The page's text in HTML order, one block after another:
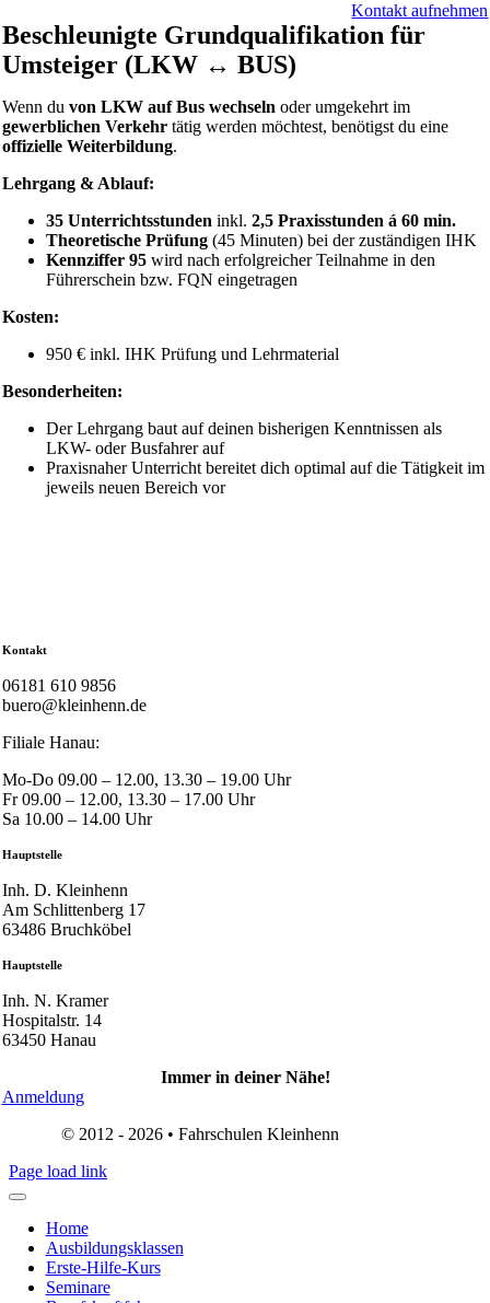
Kontakt aufnehmen
Beschleunigte Grundqualifikation für
Umsteiger (LKW ↔ BUS)
Wenn du von LKW auf Bus wechseln oder umgekehrt im
gewerblichen Verkehrtätig werden möchtest, benötigst du eine
offizielle Weiterbildung.
Lehrgang & Ablauf:
35 Unterrichtsstunden inkl. 2,5 Praxisstunden á 60 min.
Theoretische Prüfung(45 Minuten) bei der zuständigen IHK
Kennziffer 95wird nach erfolgreicher Teilnahme in den
Führerschein bzw. FQN eingetragen
Kosten:
950 € inkl. IHK Prüfung und Lehrmaterial
Besonderheiten:
Der Lehrgang baut auf deinen bisherigen Kenntnissen als
LKW- oder Busfahrer auf
Praxisnaher Unterricht bereitet dich optimal auf die Tätigkeit im
jeweils neuen Bereich vor
Kontakt
06181 610 9856
buero@kleinhenn.de
Filiale Hanau:
Mo-Do 09.00 – 12.00, 13.30 – 19.00 Uhr
Fr 09.00 – 12.00, 13.30 – 17.00 Uhr
Sa 10.00 – 14.00 Uhr
Hauptstelle
Inh. D. Kleinhenn
Am Schlittenberg 17
63486 Bruchköbel
Hauptstelle
Inh. N. Kramer
Hospitalstr. 14
63450 Hanau
Immer in deiner Nähe!
Anmeldung
© 2012 - 2026 • Fahrschulen Kleinhenn
Page load link
Home
Ausbildungsklassen
Erste-Hilfe-Kurs
Seminare